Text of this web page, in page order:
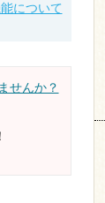
について
せんか？